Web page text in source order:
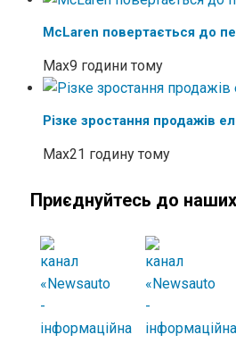
McLaren повертається до
Max9 години тому
Різке зростання продажів
Max21 годину тому
Приєднуйтесь до наших